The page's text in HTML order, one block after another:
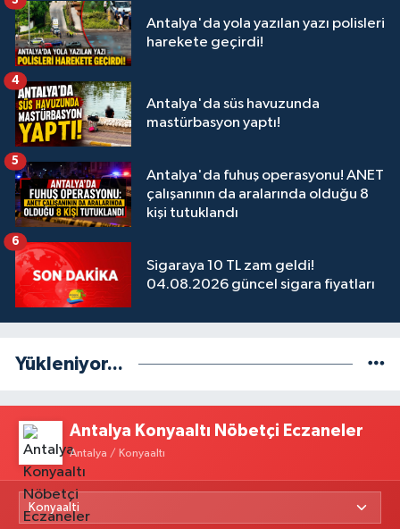
Antalya'da yola yazılan yazı polisleri
harekete geçirdi!
Antalya'da süs havuzunda
mastürbasyon yaptı!
4
Antalya'da fuhuş operasyonu! ANET
çalışanının da aralarında olduğu 8
kişi tutuklandı
5
Sigaraya 10 TL zam geldi!
04.08.2026 güncel sigara fiyatları
6
Yükleniyor...
Antalya Konyaaltı Nöbetçi Eczaneler
Antalya / Konyaaltı